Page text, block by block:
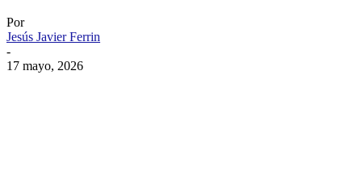
Por
Jesús Javier Ferrin
-
17 mayo, 2026